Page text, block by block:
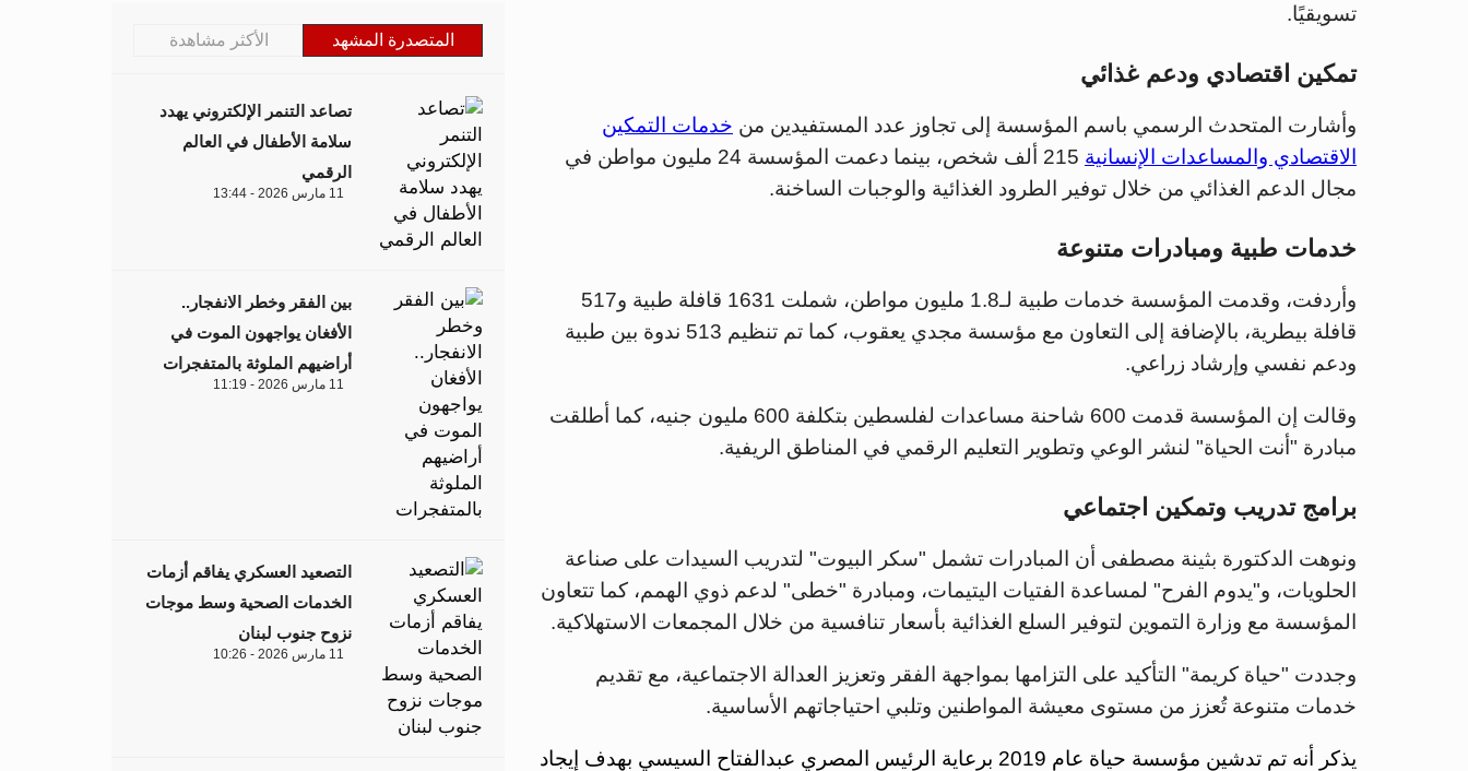
تسويقيًا.
تمكين اقتصادي ودعم غذائي
وأشارت المتحدث الرسمي باسم المؤسسة إلى تجاوز عدد المستفيدين من خدمات التمكين
الاقتصادي والمساعدات الإنسانية
215 ألف شخص، بينما دعمت المؤسسة 24 مليون مواطن في
مجال الدعم الغذائي من خلال توفير الطرود الغذائية والوجبات الساخنة.
خدمات طبية ومبادرات متنوعة
وأردفت، وقدمت المؤسسة خدمات طبية لـ1.8 مليون مواطن، شملت 1631 قافلة طبية و517
قافلة بيطرية، بالإضافة إلى التعاون مع مؤسسة مجدي يعقوب، كما تم تنظيم 513 ندوة بين طبية
ودعم نفسي وإرشاد زراعي.
وقالت إن المؤسسة قدمت 600 شاحنة مساعدات لفلسطين بتكلفة 600 مليون جنيه، كما أطلقت
مبادرة "أنت الحياة" لنشر الوعي وتطوير التعليم الرقمي في المناطق الريفية.
برامج تدريب وتمكين اجتماعي
ونوهت الدكتورة بثينة مصطفى أن المبادرات تشمل "سكر البيوت" لتدريب السيدات على صناعة
الحلويات، و"يدوم الفرح" لمساعدة الفتيات اليتيمات، ومبادرة "خطى" لدعم ذوي الهمم، كما تتعاون
المؤسسة مع وزارة التموين لتوفير السلع الغذائية بأسعار تنافسية من خلال المجمعات الاستهلاكية.
وجددت "حياة كريمة" التأكيد على التزامها بمواجهة الفقر وتعزيز العدالة الاجتماعية، مع تقديم
خدمات متنوعة تُعزز من مستوى معيشة المواطنين وتلبي احتياجاتهم الأساسية.
يذكر أنه تم تدشين مؤسسة حياة عام 2019 برعاية الرئيس المصري عبدالفتاح السيسي بهدف إيجاد
المتصدرة المشهد الأكثر مشاهدة
تصاعد التنمر الإلكتروني يهدد
سلامة الأطفال في العالم
الرقمي
11 مارس 2026 - 13:44
بين الفقر وخطر الانفجار..
الأفغان يواجهون الموت في
أراضيهم الملوثة بالمتفجرات
11 مارس 2026 - 11:19
التصعيد العسكري يفاقم أزمات
الخدمات الصحية وسط موجات
نزوح جنوب لبنان
11 مارس 2026 - 10:26